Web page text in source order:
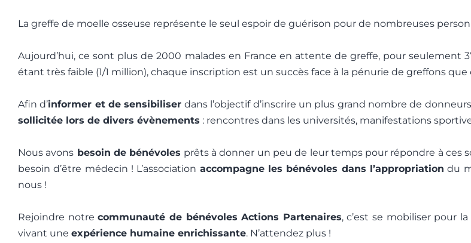
La greffe de moelle osseuse représente le seul espoir de guérison pour de nombreuses
Aujourd’hui, ce sont plus de 2000 malades en France en attente de greffe, pour seulement
étant très faible (1/1 million), chaque inscription est un succès face à la pénurie de greffons que
Afin d’informer et de sensibiliser dans l’objectif d’inscrire un plus grand nombre de
sollicitée lors de divers évènements : rencontres dans les universités, manifestations
Nous avons besoin de bénévoles prêts à donner un peu de leur temps pour répondre à
besoin d’être médecin ! L’association accompagne les bénévoles dans l’appropriation du
nous !
Rejoindre notrecommunauté de bénévoles Actions Partenaires, c’est se mobiliser pour
vivant une expérience humaine enrichissante. N’attendez plus !